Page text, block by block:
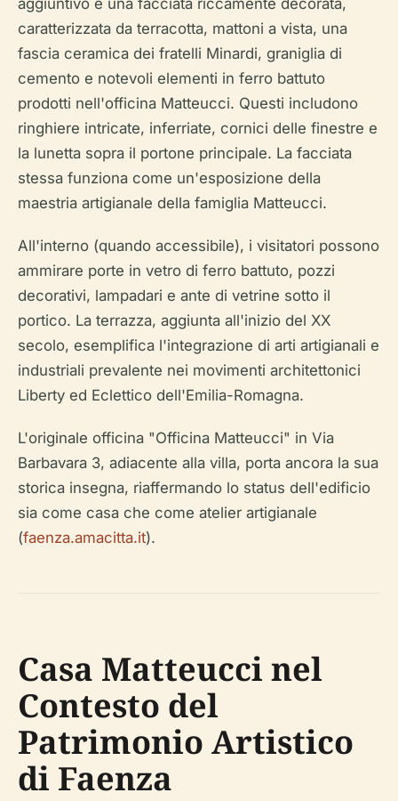
aggiuntivo e una facciata riccamente decorata,
caratterizzata da terracotta, mattoni a vista, una
fascia ceramica dei fratelli Minardi, graniglia di
cemento e notevoli elementi in ferro battuto
prodotti nell'officina Matteucci. Questi includono
ringhiere intricate, inferriate, cornici delle finestre e
la lunetta sopra il portone principale. La facciata
stessa funziona come un'esposizione della
maestria artigianale della famiglia Matteucci.
All'interno (quando accessibile), i visitatori possono
ammirare porte in vetro di ferro battuto, pozzi
decorativi, lampadari e ante di vetrine sotto il
portico. La terrazza, aggiunta all'inizio del XX
secolo, esemplifica l'integrazione di arti artigianali e
industriali prevalente nei movimenti architettonici
Liberty ed Eclettico dell'Emilia-Romagna.
L'originale officina "Officina Matteucci" in Via
Barbavara 3, adiacente alla villa, porta ancora la sua
storica insegna, riaffermando lo status dell'edificio
sia come casa che come atelier artigianale
(faenza.amacitta.it).
Casa Matteucci nel
Contesto del
Patrimonio Artistico
di Faenza